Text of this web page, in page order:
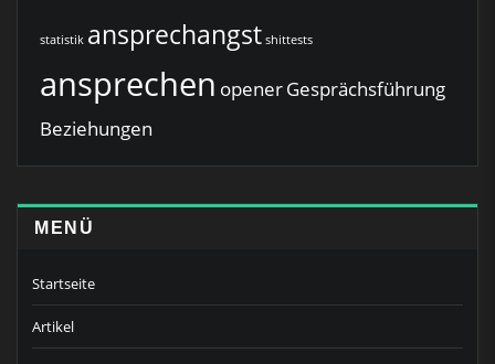
statistik ansprechangst shittests
ansprechen openerGesprächsführung
Beziehungen
MENÜ
Startseite
Artikel